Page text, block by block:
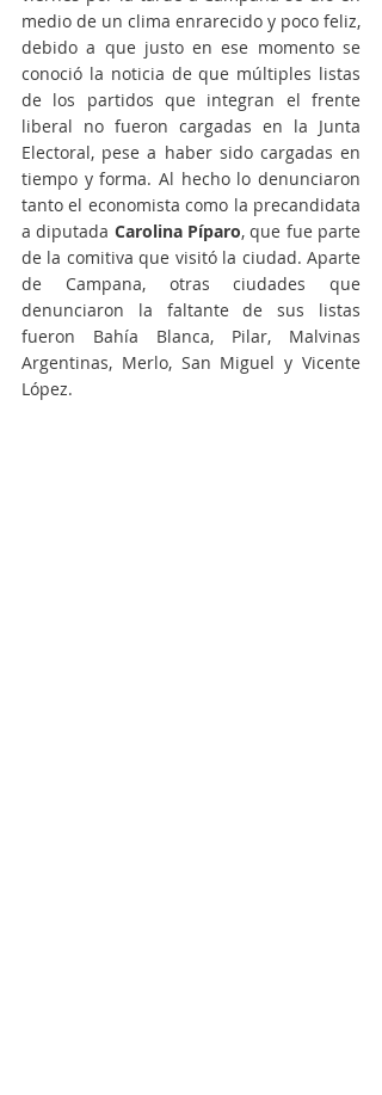
medio de un clima enrarecido y poco feliz,
debido a que justo en ese momento se
conoció la noticia de que múltiples listas
de los partidos que integran el frente
liberal no fueron cargadas en la Junta
Electoral, pese a haber sido cargadas en
tiempo y forma. Al hecho lo denunciaron
tanto el economista como la precandidata
a diputada Carolina Píparo, que fue parte
de la comitiva que visitó la ciudad. Aparte
de Campana, otras ciudades que
denunciaron la faltante de sus listas
fueron Bahía Blanca, Pilar, Malvinas
Argentinas, Merlo, San Miguel y Vicente
López.